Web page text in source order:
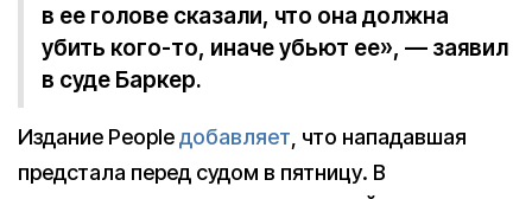
в ее голове сказали, что она должна
убить кого-то, иначе убьют ее», — заявил
в суде Баркер.
Издание Peopleдобавляет, что нападавшая
предстала перед судом в пятницу. В